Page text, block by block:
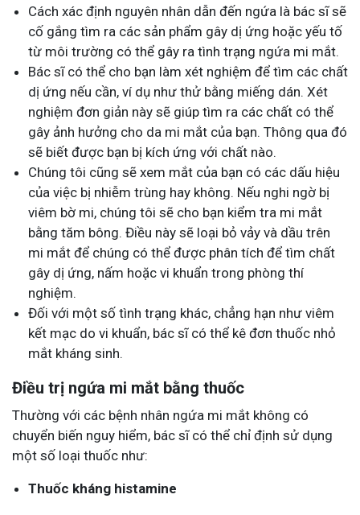
Cách xác định nguyên nhân dẫn đến ngứa là bác sĩ sẽ
cố gắng tìm ra các sản phẩm gây dị ứng hoặc yếu tố
từ môi trường có thể gây ra tình trạng ngứa mi mắt.
Bác sĩ có thể cho bạn làm xét nghiệm để tìm các chất
dị ứng nếu cần, ví dụ như thử bằng miếng dán. Xét
nghiệm đơn giản này sẽ giúp tìm ra các chất có thể
gây ảnh hưởng cho da mi mắt của bạn. Thông qua đó
sẽ biết được bạn bị kích ứng với chất nào.
Chúng tôi cũng sẽ xem mắt của bạn có các dấu hiệu
của việc bị nhiễm trùng hay không. Nếu nghi ngờ bị
viêm bờ mi, chúng tôi sẽ cho bạn kiểm tra mi mắt
bằng tăm bông. Điều này sẽ loại bỏ vảy và dầu trên
mi mắt để chúng có thể được phân tích để tìm chất
gây dị ứng, nấm hoặc vi khuẩn trong phòng thí
nghiệm.
Đối với một số tình trạng khác, chẳng hạn như viêm
kết mạc do vi khuẩn, bác sĩ có thể kê đơn thuốc nhỏ
mắt kháng sinh.
Điều trị ngứa mi mắt bằng thuốc
Thường với các bệnh nhân ngứa mi mắt không có
chuyển biến nguy hiểm, bác sĩ có thể chỉ định sử dụng
một số loại thuốc như:
Thuốc kháng histamine